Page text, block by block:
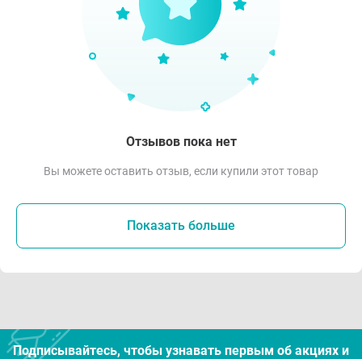
Отзывов пока нет
Вы можете оставить отзыв, если купили этот товар
Показать больше
Подписывайтесь, чтобы узнавать первым об акцияx и